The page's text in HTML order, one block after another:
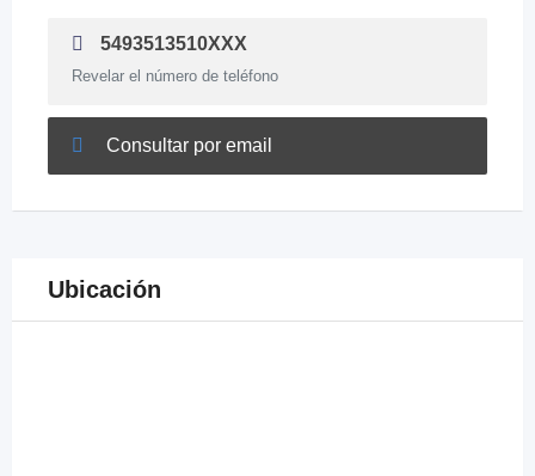
5493513510XXX
Revelar el número de teléfono
Consultar por email
Ubicación